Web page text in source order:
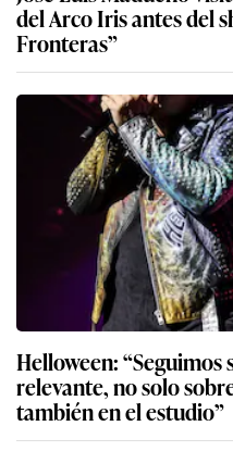
del Arco Iris antes del
Fronteras”
Helloween: “Seguimos
relevante, no solo
también en el estudio”